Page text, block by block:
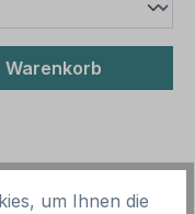
Warenkorb
um Ihnen die